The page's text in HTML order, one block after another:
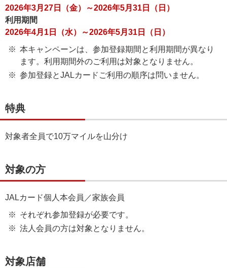
2026年3月27日（金）～2026年5月31日（日）
利用期間
2026年4月1日（水）～2026年5月31日（日）
本キャンペーンは、参加登録期間と利用期間が異なり
ます。利用期間外のご利用は対象となりません。
参加登録とJALカードご利用の順序は問いません。
特典
対象者全員で10万マイルを山分け
対象の方
JALカード個人本会員／家族会員
それぞれ参加登録が必要です。
法人会員の方は対象となりません。
対象店舗